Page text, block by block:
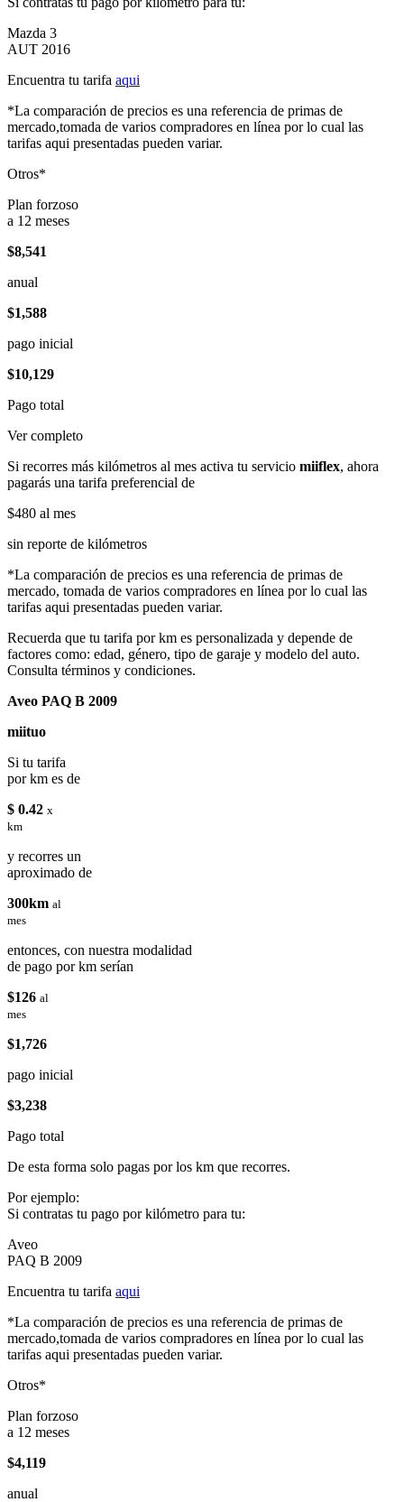
Mazda 3
AUT 2016
Encuentra tu tarifa aqui
*La comparación de precios es una referencia de primas de
mercado,tomada de varios compradores en línea por lo cual las
tarifas aqui presentadas pueden variar.
Otros*
Plan forzoso
a 12 meses
$8,541
anual
$1,588
pago inicial
$10,129
Pago total
Ver completo
Si recorres más kilómetros al mes activa tu servicio miiflex, ahora
pagarás una tarifa preferencial de
$480 al mes
sin reporte de kilómetros
*La comparación de precios es una referencia de primas de
mercado, tomada de varios compradores en línea por lo cual las
tarifas aqui presentadas pueden variar.
Recuerda que tu tarifa por km es personalizada y depende de
factores como: edad, género, tipo de garaje y modelo del auto.
Consulta términos y condiciones.
Aveo PAQ B 2009
miituo
Si tu tarifa
por km es de
$ 0.42 x
km
y recorres un
aproximado de
300km al
mes
entonces, con nuestra modalidad
de pago por km serían
$126 al
mes
$1,726
pago inicial
$3,238
Pago total
De esta forma solo pagas por los km que recorres.
Por ejemplo:
Si contratas tu pago por kilómetro para tu:
Aveo
PAQ B 2009
Encuentra tu tarifa aqui
*La comparación de precios es una referencia de primas de
mercado,tomada de varios compradores en línea por lo cual las
tarifas aqui presentadas pueden variar.
Otros*
Plan forzoso
a 12 meses
$4,119
anual